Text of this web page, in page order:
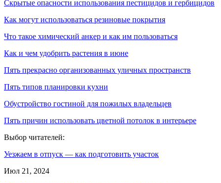
Скрытые опасности использования пестицидов и гербицидов
Как могут использоваться резиновые покрытия
Что такое химический анкер и как им пользоваться
Как и чем удобрить растения в июне
Пять прекрасно организованных уличных пространств
Пять типов планировки кухни
Обустройство гостиной для пожилых владельцев
Пять причин использовать цветной потолок в интерьере
Выбор читателей:
Уезжаем в отпуск — как подготовить участок
Июл 21, 2024